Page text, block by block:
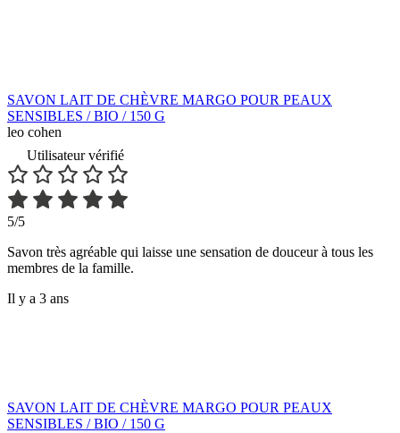
SAVON LAIT DE CHÈVRE MARGO POUR PEAUX
SENSIBLES / BIO / 150 G
leo cohen
Utilisateur vérifié
5/5
Savon très agréable qui laisse une sensation de douceur à tous les
membres de la famille.
Il y a 3 ans
SAVON LAIT DE CHÈVRE MARGO POUR PEAUX
SENSIBLES / BIO / 150 G